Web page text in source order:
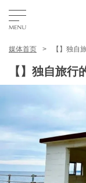
区域
特色主题
媒体首页 【】独自
【】独自旅